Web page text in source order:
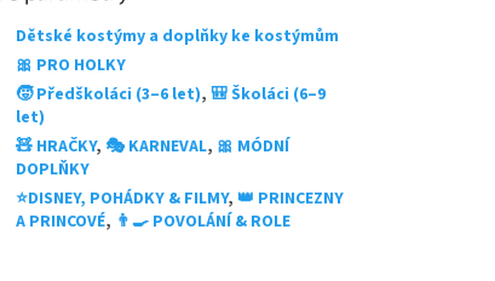
Dětské kostýmy a doplňky ke kostýmům
🎀 PRO HOLKY
🧒 Předškoláci (3–6 let),🎒 Školáci (6–9
let)
🧸 HRAČKY, 🎭 KARNEVAL, 🎀 MÓDNÍ
DOPLŇKY
⭐DISNEY, POHÁDKY & FILMY,👑 PRINCEZNY
A PRINCOVÉ, 👨‍🍳 POVOLÁNÍ & ROLE